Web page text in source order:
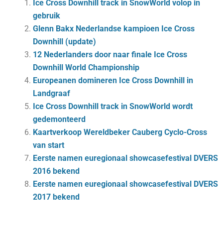
Ice Cross Downhill track in SnowWorld volop in
gebruik
Glenn Bakx Nederlandse kampioen Ice Cross
Downhill (update)
12 Nederlanders door naar finale Ice Cross
Downhill World Championship
Europeanen domineren Ice Cross Downhill in
Landgraaf
Ice Cross Downhill track in SnowWorld wordt
gedemonteerd
Kaartverkoop Wereldbeker Cauberg Cyclo-Cross
van start
Eerste namen euregionaal showcasefestival DVERS
2016 bekend
Eerste namen euregionaal showcasefestival DVERS
2017 bekend